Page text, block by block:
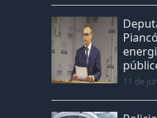
11 de